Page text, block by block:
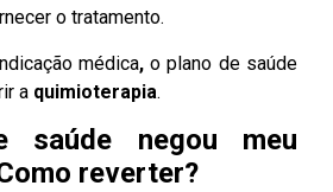
o tratamento.
médica,o plano de saúde
a quimioterapia.
saúde negou meu
reverter?